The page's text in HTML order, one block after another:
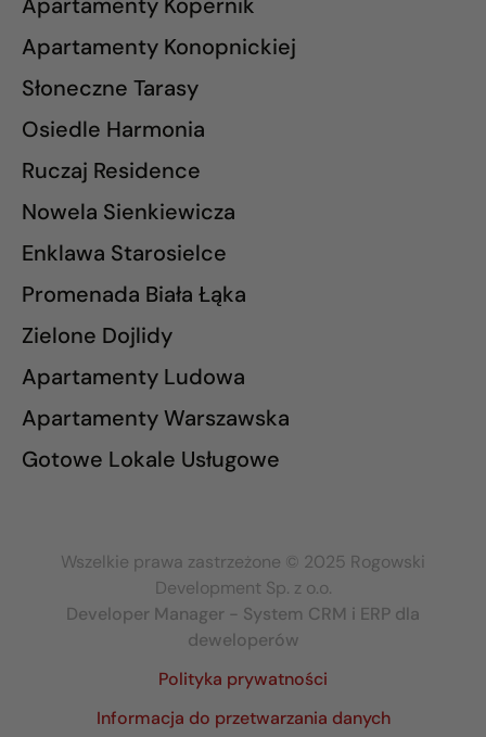
Apartamenty Konopnickiej
Słoneczne Tarasy
Osiedle Harmonia
Ruczaj Residence
Nowela Sienkiewicza
Enklawa Starosielce
Promenada Biała Łąka
Zielone Dojlidy
Apartamenty Ludowa
Apartamenty Warszawska
Gotowe Lokale Usługowe
Wszelkie prawa zastrzeżone © 2025 Rogowski
Development Sp. z o.o.
Developer Manager - System CRM i ERP dla
deweloperów
Polityka prywatności
Informacja do przetwarzania danych